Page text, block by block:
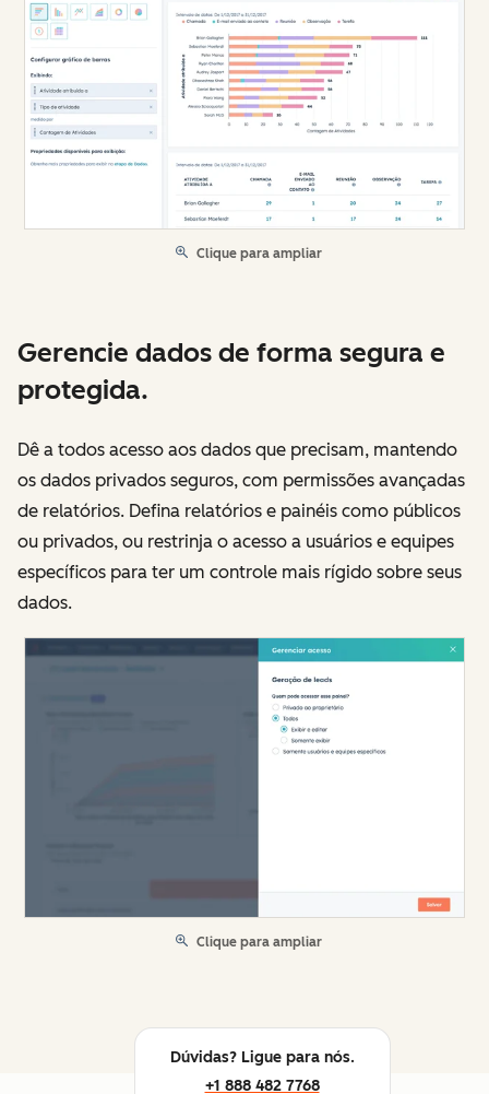
Clique para ampliar
Gerencie dados de forma segura e
protegida.
Dê a todos acesso aos dados que precisam, mantendo
os dados privados seguros, com permissões avançadas
de relatórios. Defina relatórios e painéis como públicos
ou privados, ou restrinja o acesso a usuários e equipes
específicos para ter um controle mais rígido sobre seus
dados.
Clique para ampliar
Dúvidas? Ligue para nós.
+1 888 482 7768